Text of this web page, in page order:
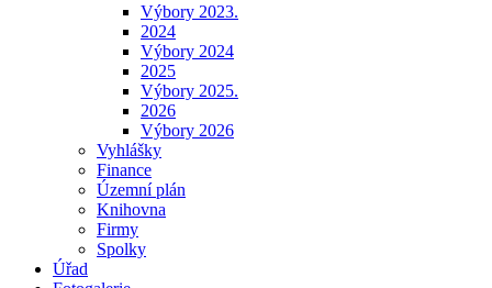
Výbory 2023.
2024
Výbory 2024
2025
Výbory 2025.
2026
Výbory 2026
Vyhlášky
Finance
Územní plán
Knihovna
Firmy
Spolky
Úřad